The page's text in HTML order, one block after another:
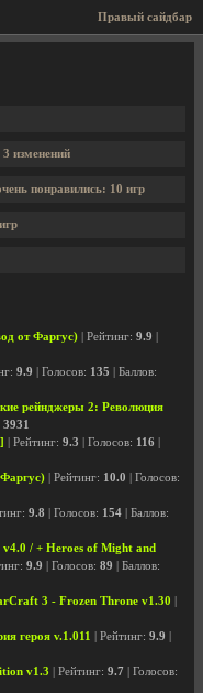
Правый сайдбар
изменений
понравились: 10 игр
от Фаргус) | Рейтинг: 9.9
9.9 | Голосов: 135 | Баллов:
рейнджеры 2: Революция
3931
| Рейтинг: 9.3 | Голосов: 116
| Рейтинг: 10.0 | Голосов:
9.8 | Голосов: 154 | Баллов:
/ + Heroes of Might and
9.9 | Голосов: 89 | Баллов:
3 - Frozen Throne v1.30
героя v.1.011 | Рейтинг: 9.9
v1.3 | Рейтинг: 9.7 | Голосов: